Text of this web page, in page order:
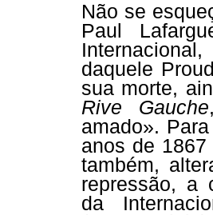
Não se
Paul
daquele
sua morte,
Rive Gauche
amado».
anos de
também,
repressão, a
da